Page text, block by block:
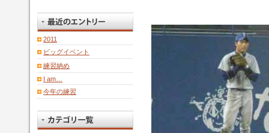
2011
ビッグイベント
練習納め
I am…
今年の練習